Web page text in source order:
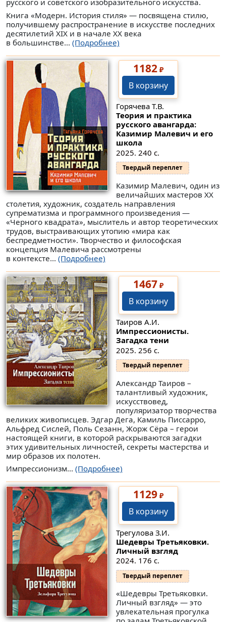
Книга «Модерн. История стиля» — посвящена стилю,
получившему распространение в искусстве последних
десятилетий XIX и в начале XX века
в большинстве... (Подробнее)
1182₽
В корзину
Горячева Т.В.
Теория и практика
русского авангарда:
Казимир Малевич и его
школа
2025. 240 с.
Твердый переплет
Казимир Малевич, один из
величайших мастеров ХХ
столетия, художник, создатель направления
супрематизма и программного произведения —
«Черного квадрата», мыслитель и автор теоретических
трудов, выстраивающих утопию «мира как
беспредметности». Творчество и философская
концепция Малевича рассмотрены
в контексте... (Подробнее)
1467₽
В корзину
Таиров А.И.
Импрессионисты.
Загадка тени
2025. 256 с.
Твердый переплет
Александр Таиров –
талантливый художник,
искусствовед,
популяризатор творчества
великих живописцев. Эдгар Дега, Камиль Писсарро,
Альфред Сислей, Поль Сезанн, Жорж Сёра – герои
настоящей книги, в которой раскрываются загадки
этих удивительных личностей, секреты мастерства и
мир образов их полотен.
Импрессионизм... (Подробнее)
1129₽
В корзину
Трегулова З.И.
Шедевры Третьяковки.
Личный взгляд
2024. 176 с.
Твердый переплет
«Шедевры Третьяковки.
Личный взгляд» — это
увлекательная прогулка